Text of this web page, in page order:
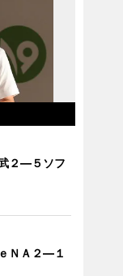
２―５ソフ
ＮＡ２―１